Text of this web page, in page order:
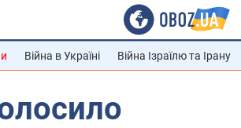
Війна в Україні Війна Ізраїлю та Ірану